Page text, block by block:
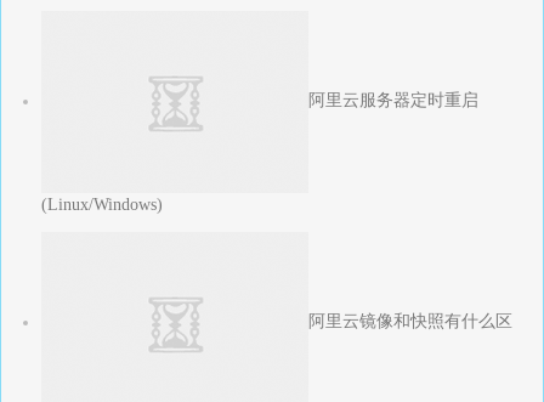
阿里云服务器定时重启
(Linux/Windows)
阿里云镜像和快照有什么区